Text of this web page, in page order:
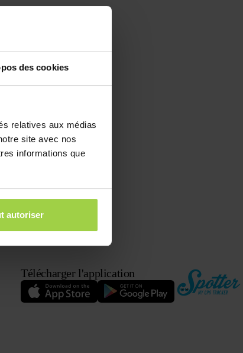
des cookies
relatives aux médias
site avec nos
informations que
autoriser
Télécharger l'application